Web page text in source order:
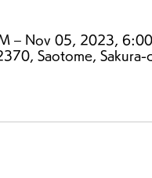
– Nov 05, 2023,
Saotome,